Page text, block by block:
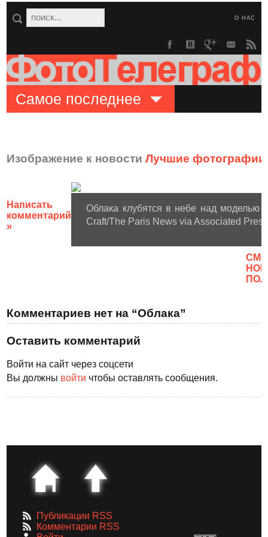
О НАС
Самое последнее
Изображение к новостиЛучшие фотографии
Написать
комментарий
»
Облака клубятся в небе над
Craft/The Paris News via Associated
Комментариев нет на “Облака”
Оставить комментарий
Войти на сайт через соцсети
Вы должны войти чтобы оставлять сообщения.
Публикации RSS
Комментарии RSS